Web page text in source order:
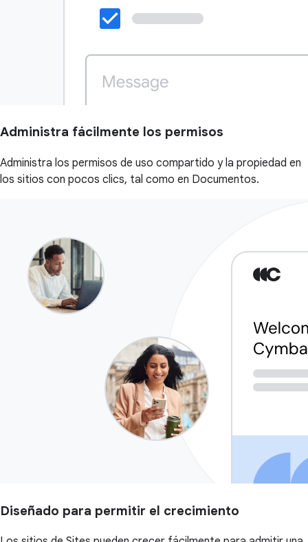
Administra fácilmente los permisos
Administra los permisos de uso compartido y la propiedad en
los sitios con pocos clics, tal como en Documentos.
Diseñado para permitir el crecimiento